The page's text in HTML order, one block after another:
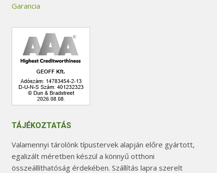
Garancia
TÁJÉKOZTATÁS
Valamennyi tárolónk típustervek alapján előre gyártott,
egalizált méretben készül a könnyű otthoni
összeállíthatóság érdekében. Szállítás lapra szerelt